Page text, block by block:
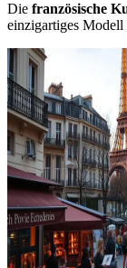
Die französische
einzigartiges Modell